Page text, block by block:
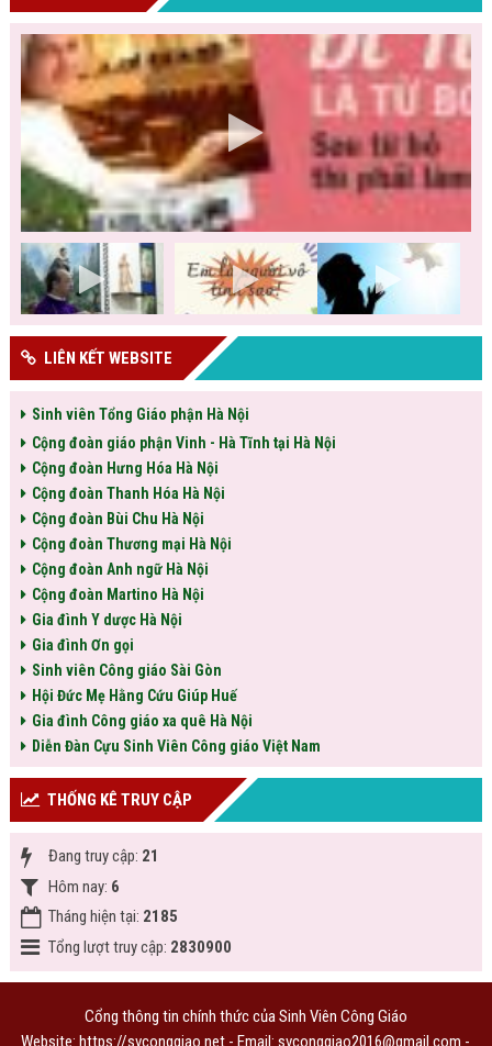
LIÊN KẾT WEBSITE
Sinh viên Tổng Giáo phận Hà Nội
Cộng đoàn giáo phận Vinh - Hà Tĩnh tại Hà Nội
Cộng đoàn Hưng Hóa Hà Nội
Cộng đoàn Thanh Hóa Hà Nội
Cộng đoàn Bùi Chu Hà Nội
Cộng đoàn Thương mại Hà Nội
Cộng đoàn Anh ngữ Hà Nội
Cộng đoàn Martino Hà Nội
Gia đình Y dược Hà Nội
Gia đình Ơn gọi
Sinh viên Công giáo Sài Gòn
Hội Đức Mẹ Hằng Cứu Giúp Huế
Gia đình Công giáo xa quê Hà Nội
Diễn Đàn Cựu Sinh Viên Công giáo Việt Nam
THỐNG KÊ TRUY CẬP
Đang truy cập: 21
Hôm nay: 6
Tháng hiện tại: 2185
Tổng lượt truy cập: 2830900
Cổng thông tin chính thức của Sinh Viên Công Giáo
Website: https://svconggiao.net - Email: svconggiao2016@gmail.com -